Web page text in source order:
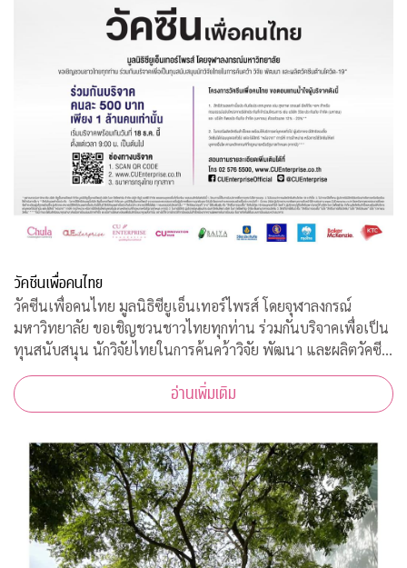
วัคซีนเพื่อคนไทย
วัคซีนเพื่อคนไทย มูลนิธิซียูเอ็นเทอร์ไพรส์ โดยจุฬาลงกรณ์
มหาวิทยาลัย ขอเชิญชวนชาวไทยทุกท่าน ร่วมกันบริจาคเพื่อเป็น
ทุนสนับสนุน นักวิจัยไทยในการค้นคว้าวิจัย พัฒนา และผลิตวัคซีน
ต้านโควิด-19*
อ่านเพิ่มเติม